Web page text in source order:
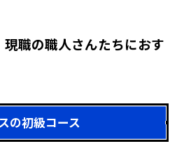
職の職人さんたちにおす
の初級コース